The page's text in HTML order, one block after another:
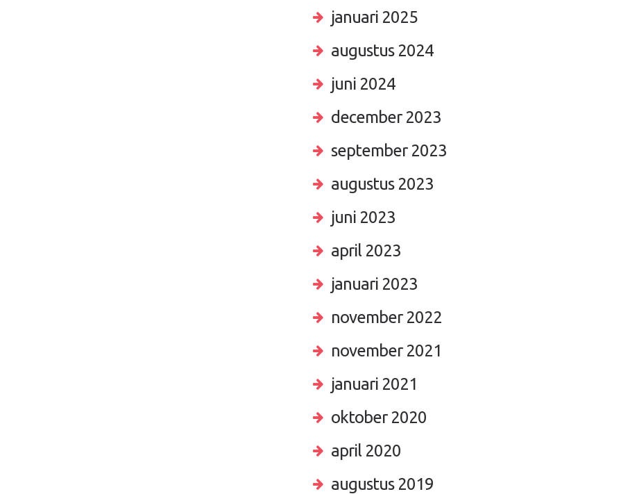
januari 2025
augustus 2024
juni 2024
december 2023
september 2023
augustus 2023
juni 2023
april 2023
januari 2023
november 2022
november 2021
januari 2021
oktober 2020
april 2020
augustus 2019